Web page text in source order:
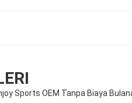
Sports OEM Tanpa Biaya